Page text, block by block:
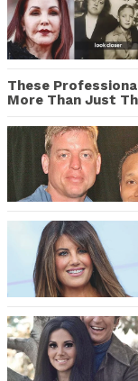
These
More Than Just